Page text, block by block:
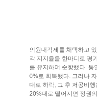
의원내각제를 채택하고
각 지지율을 한마디로 평
를 유지하며 순항했다.
0%로 회복됐다. 그러나
대로 하락, 그 후 저공비
20%대로 떨어지면 정권